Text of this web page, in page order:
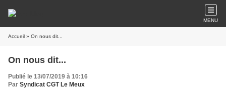
MENU
Accueil » On nous dit...
On nous dit...
Publié le 13/07/2019 à 10:16
Par Syndicat CGT Le Meux